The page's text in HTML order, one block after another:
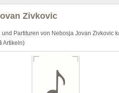
Zivkovic
Partituren von Nebosja Jovan Zivkovic
Artikeln)